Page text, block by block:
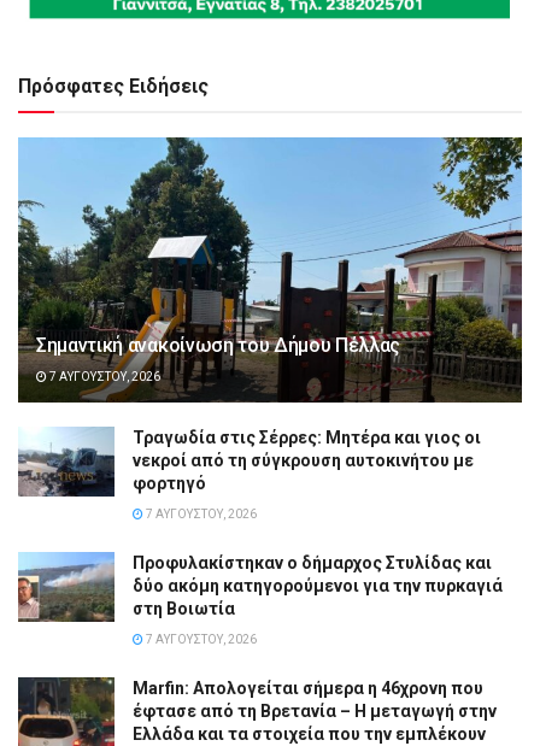
Πρόσφατες Ειδήσεις
Σημαντική ανακοίνωση του Δήμου Πέλλας
7 ΑΥΓΟΎΣΤΟΥ, 2026
Τραγωδία στις Σέρρες: Μητέρα και γιος οι
νεκροί από τη σύγκρουση αυτοκινήτου με
φορτηγό
7 ΑΥΓΟΎΣΤΟΥ, 2026
Προφυλακίστηκαν ο δήμαρχος Στυλίδας και
δύο ακόμη κατηγορούμενοι για την πυρκαγιά
στη Βοιωτία
7 ΑΥΓΟΎΣΤΟΥ, 2026
Marfin: Απολογείται σήμερα η 46χρονη που
έφτασε από τη Βρετανία – Η μεταγωγή στην
Ελλάδα και τα στοιχεία που την εμπλέκουν